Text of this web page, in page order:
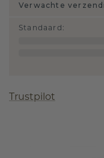
Verwachte
Standaard :
Trustpilot